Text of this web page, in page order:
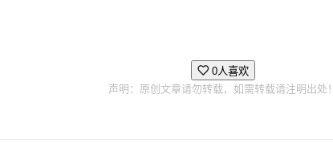
0人喜欢
声明：原创文章请勿转载，如需转载请注明出处！